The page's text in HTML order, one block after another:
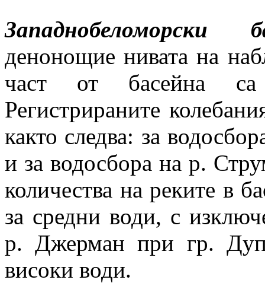
Западнобеломорски
денонощие нивата на
част от басейна са
Регистрираните
както следва: за
и за водосбора на р.
количества на реките в
за средни води, с
р. Джерман при гр.
високи води.